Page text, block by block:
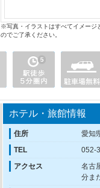
※写真・イラストはすべてイメージ
のでご了承ください。
ホテル・旅館情報
住所
愛知
TEL
052-
アクセス
名古
分ま